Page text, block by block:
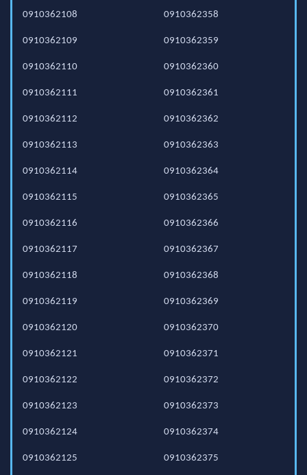
0910362108
0910362109
0910362110
0910362111
0910362112
0910362113
0910362114
0910362115
0910362116
0910362117
0910362118
0910362119
0910362120
0910362121
0910362122
0910362123
0910362124
0910362125
0910362358
0910362359
0910362360
0910362361
0910362362
0910362363
0910362364
0910362365
0910362366
0910362367
0910362368
0910362369
0910362370
0910362371
0910362372
0910362373
0910362374
0910362375